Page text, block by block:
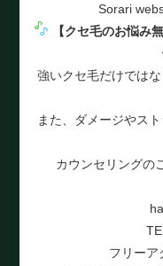
Sorari
【クセ毛のお悩み
強いクセ毛だけでは
また、ダメージやス
カウンセリングの
フリー